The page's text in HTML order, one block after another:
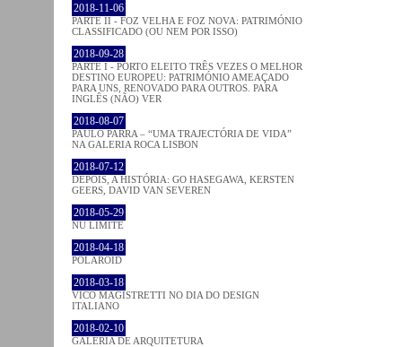
2018-11-06
PARTE II - FOZ VELHA E FOZ NOVA: PATRIMÓNIO
CLASSIFICADO (OU NEM POR ISSO)
2018-09-28
PARTE I - PORTO ELEITO TRÊS VEZES O MELHOR
DESTINO EUROPEU: PATRIMÓNIO AMEAÇADO
PARA UNS, RENOVADO PARA OUTROS. PARA
INGLÊS (NÃO) VER
2018-08-07
PAULO PARRA – “UMA TRAJECTÓRIA DE VIDA”
NA GALERIA ROCA LISBON
2018-07-12
DEPOIS, A HISTÓRIA: GO HASEGAWA, KERSTEN
GEERS, DAVID VAN SEVEREN
2018-05-29
NU LIMITE
2018-04-18
POLAROID
2018-03-18
VICO MAGISTRETTI NO DIA DO DESIGN
ITALIANO
2018-02-10
GALERIA DE ARQUITETURA